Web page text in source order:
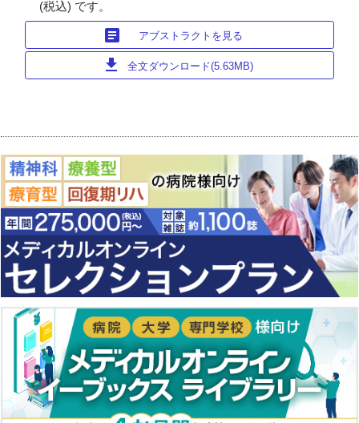
(税込) です。
article アブストラクトを見る
download 全文ダウンロード(5.63MB)